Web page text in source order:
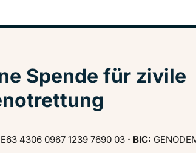
Spende für zivile
4306 0967 1239 7690 03 · BIC: